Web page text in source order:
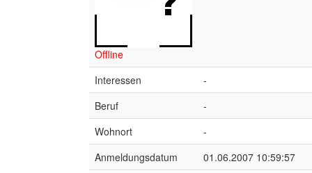
Offline
Interessen
-
Beruf
-
Wohnort
-
Anmeldungsdatum
01.06.2007 10:59:57